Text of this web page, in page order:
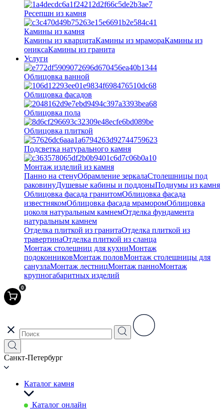
Ресепшн из камня
Камины из камня
Камины из кварцитаКамины из мрамораКамины из
ониксаКамины из гранита
Услуги
Облицовка ванной
Облицовка фасадов
Облицовка пола
Облицовка плиткой
Подсветка натурального камня
Монтаж изделий из камня
Панно на стенуОбрамление зеркалаСтолешницы под
раковинуДушевые кабины и поддоныПодиумы из камня
Облицовка фасада гранитомОблицовка фасада
известнякомОблицовка фасада мраморомОблицовка
цоколя натуральным камнемОтделка фундамента
натуральным камнем
Отделка плиткой из гранитаОтделка плиткой из
травертинаОтделка плиткой из сланца
Монтаж столешниц для кухниМонтаж
подоконниковМонтаж половМонтаж столешницы для
санузлаМонтаж лестницМонтаж панноМонтаж
крупногабаритных изделий
0
Санкт-Петербург
Каталог камня
Каталог онлайн